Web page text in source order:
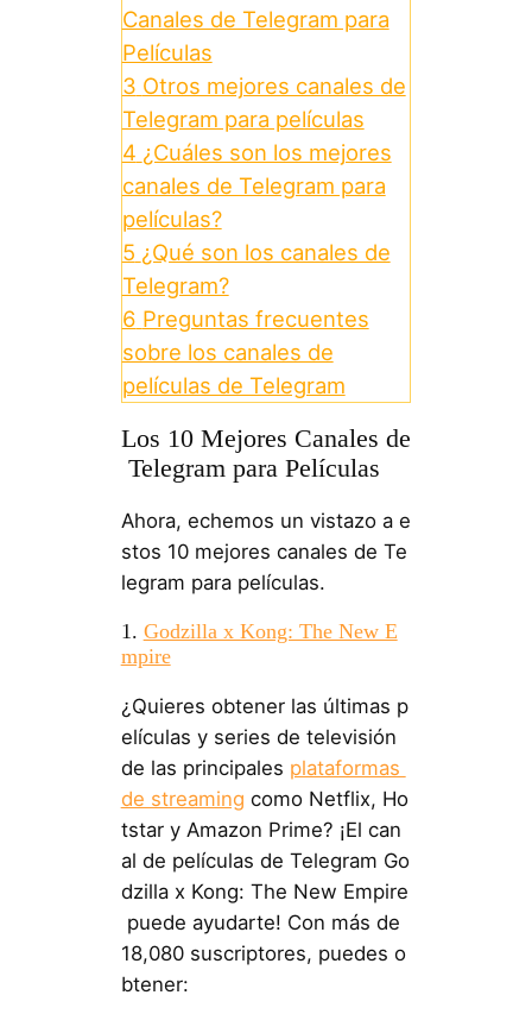
Canales de Telegram para
Películas
3 Otros mejores canales de
Telegram para películas
4 ¿Cuáles son los mejores
canales de Telegram para
películas?
5 ¿Qué son los canales de
Telegram?
6 Preguntas frecuentes
sobre los canales de
películas de Telegram
Los 10 Mejores Canales de
Telegram para Películas
Ahora, echemos un vistazo a e
stos 10 mejores canales de Te
legram para películas.
1. Godzilla x Kong: The New E
mpire
¿Quieres obtener las últimas p
elículas y series de televisión
de las principales plataformas
de streaming como Netflix, Ho
tstar y Amazon Prime? ¡El can
al de películas de Telegram Go
dzilla x Kong: The New Empire
puede ayudarte! Con más de
18,080 suscriptores, puedes o
btener: